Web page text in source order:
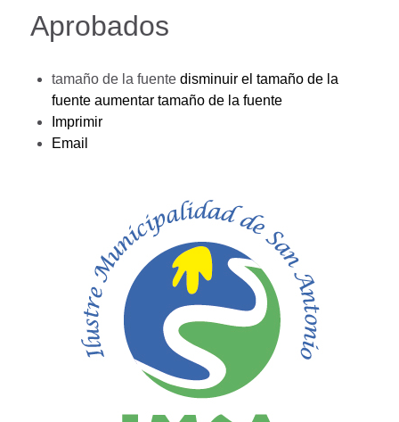
Aprobados
tamaño de la fuente disminuir el tamaño de la
fuente aumentar tamaño de la fuente
Imprimir
Email